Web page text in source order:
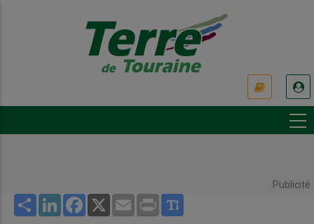
Publicité
Share LinkedInFacebook
X Email Print